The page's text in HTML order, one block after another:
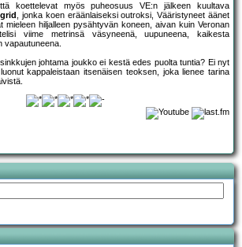
koettelevat myös puheosuus VE:n jälkeen kuultava
, jonka koen eräänlaiseksi outroksi, Vääristyneet äänet
mieleen hiljalleen pysähtyvän koneen, aivan kuin Veronan
viime metrinsä väsyneenä, uupuneena, kaikesta
vapautuneena.
johtama joukko ei kestä edes puolta tuntia? Ei nyt
kappaleistaan itsenäisen teoksen, joka lienee tarina